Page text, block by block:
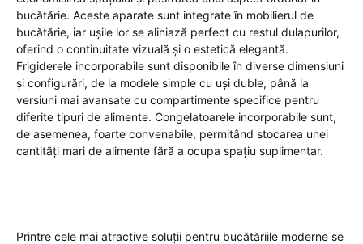
bucătărie. Aceste aparate sunt integrate în mobilierul de
bucătărie, iar ușile lor se aliniază perfect cu restul dulapurilor,
oferind o continuitate vizuală și o estetică elegantă.
Frigiderele incorporabile sunt disponibile în diverse dimensiuni
și configurări, de la modele simple cu uși duble, până la
versiuni mai avansate cu compartimente specifice pentru
diferite tipuri de alimente. Congelatoarele incorporabile sunt,
de asemenea, foarte convenabile, permitând stocarea unei
cantități mari de alimente fără a ocupa spațiu suplimentar.
Printre cele mai atractive soluții pentru bucătăriile moderne se